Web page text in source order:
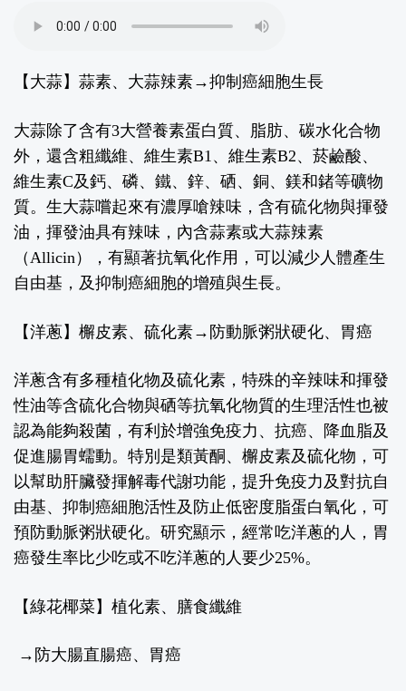
【大蒜】蒜素、大蒜辣素→抑制癌細胞生長
大蒜除了含有3大營養素蛋白質、脂肪、碳水化合物
外，還含粗纖維、維生素B1 、維生素B2、菸鹼酸、
維生素C及鈣、磷、鐵、鋅、硒、銅、鎂和鍺等礦物
質。生大蒜嚐起來有濃厚嗆辣味，含有硫化物與揮發
油，揮發油具有辣味，內含蒜素或大蒜辣素
（ Allicin ），有顯著抗氧化作用，可以減少人體產生
自由基，及抑制癌細胞的增殖與生長。
【洋蔥】檞皮素、硫化素→防動脈粥狀硬化、胃癌
洋蔥含有多種植化物及硫化素，特殊的辛辣味和揮發
性油等含硫化合物與硒等抗氧化物質的生理活性也被
認為能夠殺菌，有利於增強免疫力、抗癌、降血脂及
促進腸胃蠕動。特別是類黃酮、檞皮素及硫化物，可
以幫助肝臟發揮解毒代謝功能，提升免疫力及對抗自
由基、抑制癌細胞活性及防止低密度脂蛋白氧化，可
預防動脈粥狀硬化。研究顯示，經常吃洋蔥的人，胃
癌發生率比少吃或不吃洋蔥的人要少25%。
【綠花椰菜】植化素、膳食纖維
→防大腸直腸癌、胃癌